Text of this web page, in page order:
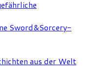
Sword&Sorcery-
aus der Welt